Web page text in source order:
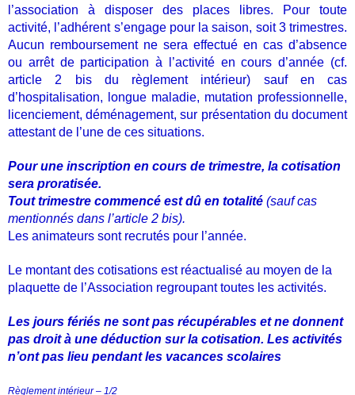
l’association à disposer des places libres. Pour toute
activité, l’adhérent s’engage pour la saison, soit 3 trimestres.
Aucun remboursement ne sera effectué en cas d’absence
ou arrêt de participation à l’activité en cours d’année (cf.
article 2 bis du règlement intérieur) sauf en cas
d’hospitalisation, longue maladie, mutation professionnelle,
licenciement, déménagement, sur présentation du document
attestant de l’une de ces situations.
Pour une inscription en cours de trimestre, la cotisation
sera proratisée.
Tout trimestre commencé est dû en totalité (sauf cas
mentionnés dans l’article 2 bis).
Les animateurs sont recrutés pour l’année.
Le montant des cotisations est réactualisé au moyen de la
plaquette de l’Association regroupant toutes les activités.
Les jours fériés ne sont pas récupérables et ne donnent
pas droit à une déduction sur la cotisation. Les activités
n’ont pas lieu pendant les vacances scolaires
Règlement intérieur – 1/2